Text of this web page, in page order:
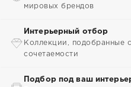
мировых брендов
Интерьерный отбор
Коллекции, подобранные
сочетаемости
Подбор под ваш